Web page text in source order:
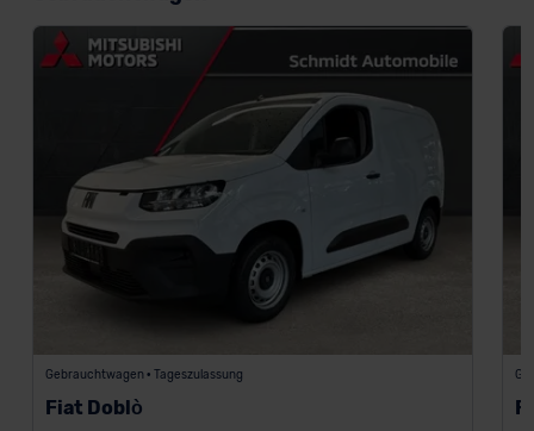
Gebrauchtwagen • Tageszulassung
Fiat Doblò